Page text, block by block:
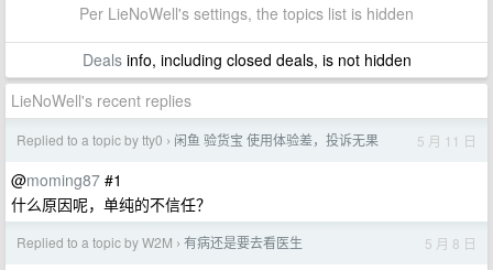
Per LieNoWell's settings, the topics list is hidden
Dealsinfo, including closed deals, is not hidden
LieNoWell's recent replies
Replied to a topic by tty0 › 闲鱼 验货宝 使用体验差，投诉无果 5 月 11 日
@moming87 #1
什么原因呢，单纯的不信任？
Replied to a topic by W2M › 有病还是要去看医生 5 月 8 日